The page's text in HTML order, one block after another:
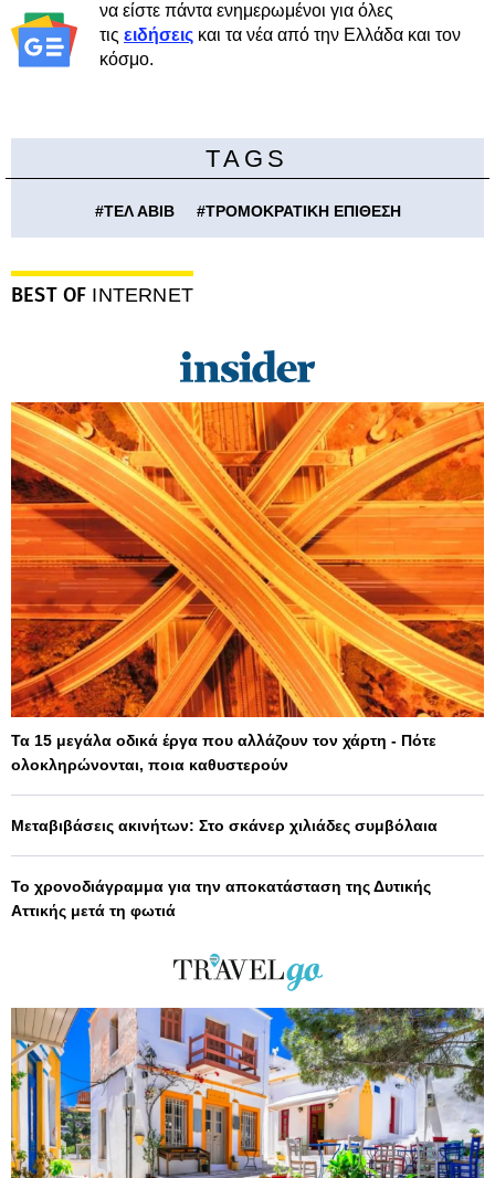
να είστε πάντα ενημερωμένοι για όλες
τις ειδήσεις και τα νέα από την Ελλάδα και τον
κόσμο.
TAGS
#ΤΕΛ ΑΒΙΒ #ΤΡΟΜΟΚΡΑΤΙΚΗ ΕΠΙΘΕΣΗ
BEST OF INTERNET
Τα 15 μεγάλα οδικά έργα που αλλάζουν τον χάρτη - Πότε
ολοκληρώνονται, ποια καθυστερούν
Μεταβιβάσεις ακινήτων: Στο σκάνερ χιλιάδες συμβόλαια
Το χρονοδιάγραμμα για την αποκατάσταση της Δυτικής
Αττικής μετά τη φωτιά